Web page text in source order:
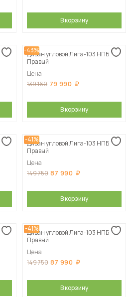
В корзину
-43%
Диван угловой Лига-103 НПБ
Правый
Цена
139 160 79 990
В корзину
-41%
Диван угловой Лига-103 НПБ
Правый
Цена
149 750 87 990
В корзину
-41%
Диван угловой Лига-103 НПБ
Правый
Цена
149 750 87 990
В корзину